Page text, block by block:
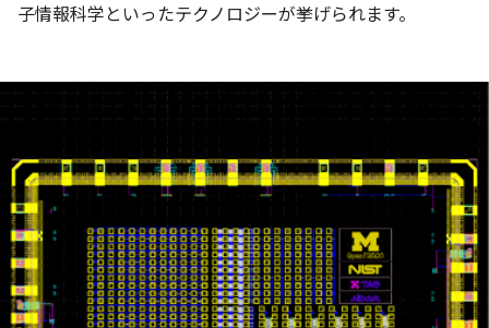
子情報科学といったテクノロジーが挙げられます。